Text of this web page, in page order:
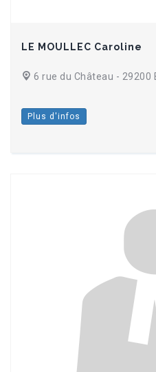
LE MOULLEC Caroline
6 rue du Château - 29200
Plus d'infos